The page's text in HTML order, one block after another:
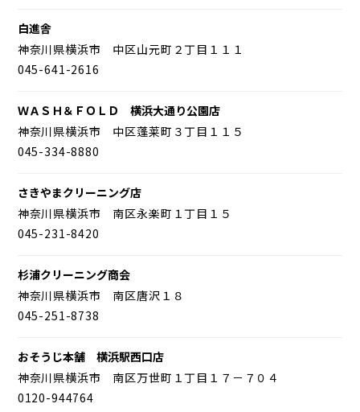
白進舎
神奈川県横浜市 中区山元町２丁目１１１
045-641-2616
ＷＡＳＨ＆ＦＯＬＤ 横浜大通り公園店
神奈川県横浜市 中区蓬莱町３丁目１１５
045-334-8880
さきやまクリーニング店
神奈川県横浜市 南区永楽町１丁目１５
045-231-8420
杉浦クリーニング商会
神奈川県横浜市 南区唐沢１８
045-251-8738
おそうじ本舗 横浜駅西口店
神奈川県横浜市 南区万世町１丁目１７－７０４
0120-944764